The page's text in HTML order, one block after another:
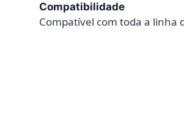
Compatibilidade
Compatível com toda a linha